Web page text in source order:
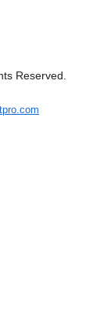
Reserved.